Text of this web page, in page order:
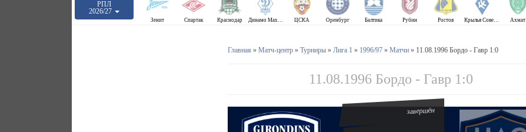
РПЛ
2026/27
Зенит Спартак Краснодар Динамо Махачкала ЦСКА Оренбург Балтика Рубин Ростов Крылья Советов Ахмат
Главная » Матч-центр» Турниры» Лига 1 » 1996/97» Матчи» 11.08.1996 Бордо - Гавр 1:0
11.08.1996 Бордо - Гавр 1:0
завершён